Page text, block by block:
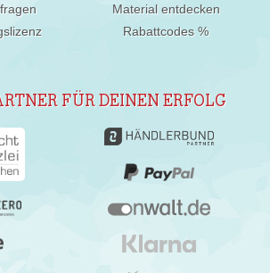
Material entdecken
Rabattcodes %
FÜR DEINEN ERFOLG